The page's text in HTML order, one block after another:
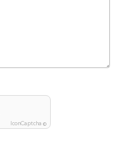
IconCaptcha ©